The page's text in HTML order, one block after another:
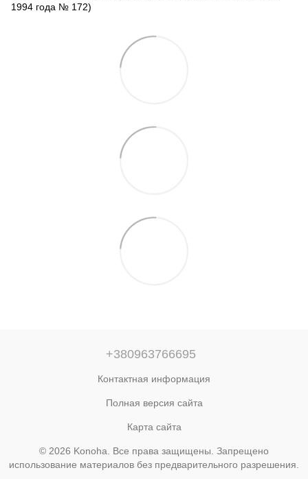
1994 года № 172)
+380963766695
Контактная информация
Полная версия сайта
Карта сайта
© 2026 Konoha. Все права защищены. Запрещено
использование материалов без предварительного разрешения.